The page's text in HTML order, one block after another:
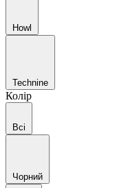
Howl
Technine
Колір
Всі
Чорний